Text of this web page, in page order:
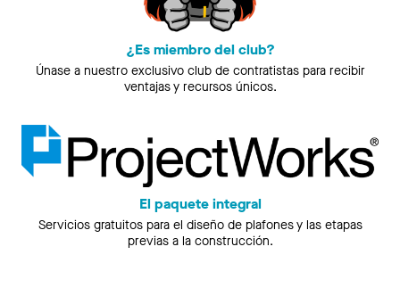
¿Es miembro del club?
Únase a nuestro exclusivo club de contratistas para recibir
ventajas y recursos únicos.
El paquete integral
Servicios gratuitos para el diseño de plafones y las etapas
previas a la construcción.